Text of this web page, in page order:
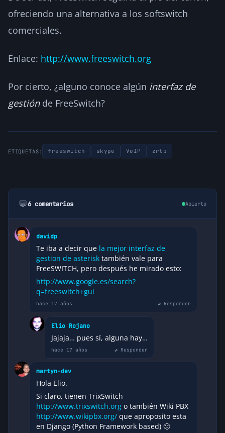
ofreciendo una alternativa a los softswitch
comerciales.
Enlace: http://www.freeswitch.org
Por cierto, ¿alguno conoce algún interfaz de
gestiónde FreeSwitch?
ETIQUETAS: freeswitch skype VoIP zrtp
💬6 comentarios Abierto
davidp
Te iba a decir que la mejor interfaz de
gestion de asterisk también vale para
FreeSWITCH, pero después he mirado esto:
http://www.google.es/search?
q=freeswitch+gui
hace 17 años ↩ Responder
Elio Rojano
Jajaja… pues sí, alguna hay…
hace 17 años ↩ Responder
martyn-dev
Hola Elio.
Si claro, tienen TrixSwitch
http://www.trixswitch.org o también Wiki PBX
http://www.wikipbx.org/ que aproposito esta
en Django (Python Framework based) 🙂